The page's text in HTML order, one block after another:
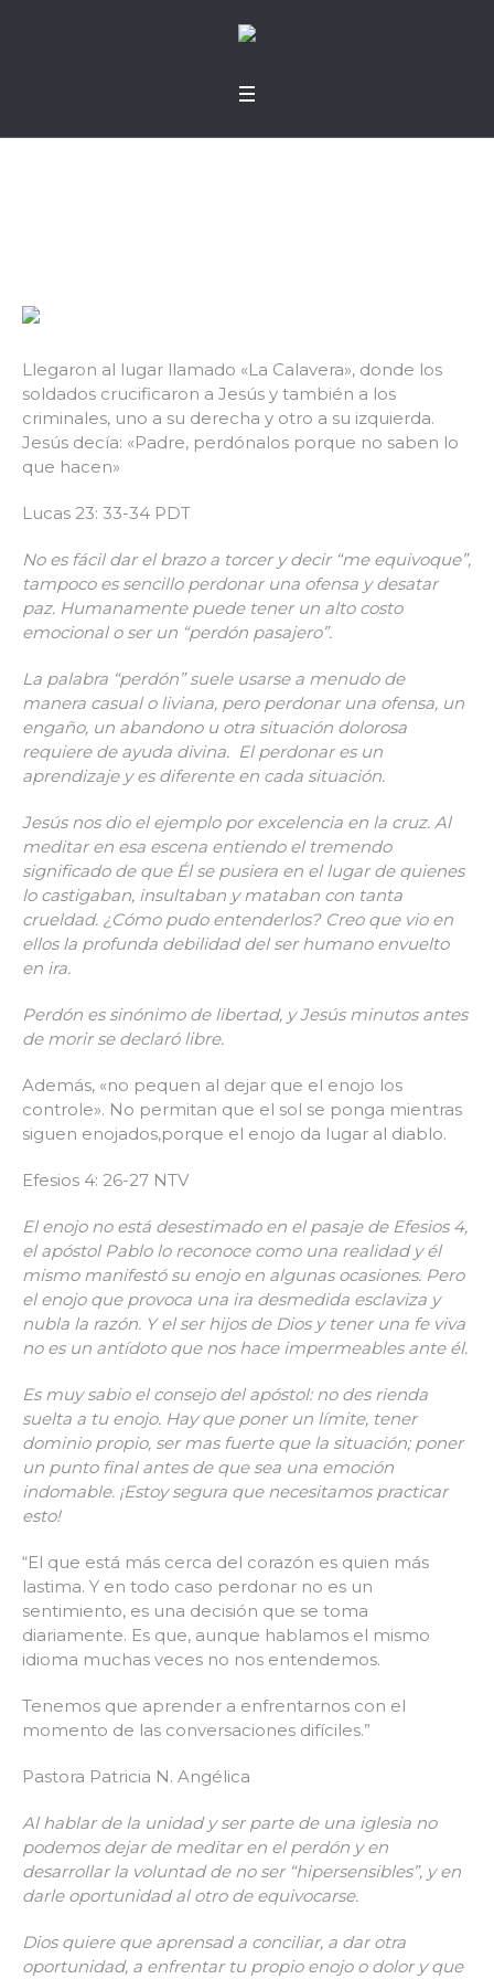
Llegaron al lugar llamado «La Calavera», donde los
soldados crucificaron a Jesús y también a los
criminales, uno a su derecha y otro a su izquierda.
Jesús decía: «Padre, perdónalos porque no saben lo
que hacen»
Lucas 23: 33-34 PDT
No es fácil dar el brazo a torcer y decir “me equivoque”,
tampoco es sencillo perdonar una ofensa y desatar
paz. Humanamente puede tener un alto costo
emocional o ser un “perdón pasajero”.
La palabra “perdón” suele usarse a menudo de
manera casual o liviana, pero perdonar una ofensa, un
engaño, un abandono u otra situación dolorosa
requiere de ayuda divina. El perdonar es un
aprendizaje y es diferente en cada situación.
Jesús nos dio el ejemplo por excelencia en la cruz. Al
meditar en esa escena entiendo el tremendo
significado de que Él se pusiera en el lugar de quienes
lo castigaban, insultaban y mataban con tanta
crueldad. ¿Cómo pudo entenderlos? Creo que vio en
ellos la profunda debilidad del ser humano envuelto
en ira.
Perdón es sinónimo de libertad, y Jesús minutos antes
de morir se declaró libre.
Además, «no pequen al dejar que el enojo los
controle». No permitan que el sol se ponga mientras
siguen enojados,porque el enojo da lugar al diablo.
Efesios 4: 26-27 NTV
El enojo no está desestimado en el pasaje de Efesios 4,
el apóstol Pablo lo reconoce como una realidad y él
mismo manifestó su enojo en algunas ocasiones. Pero
el enojo que provoca una ira desmedida esclaviza y
nubla la razón. Y el ser hijos de Dios y tener una fe viva
no es un antídoto que nos hace impermeables ante él.
Es muy sabio el consejo del apóstol: no des rienda
suelta a tu enojo. Hay que poner un límite, tener
dominio propio, ser mas fuerte que la situación; poner
un punto final antes de que sea una emoción
indomable. ¡Estoy segura que necesitamos practicar
esto!
“El que está más cerca del corazón es quien más
lastima. Y en todo caso perdonar no es un
sentimiento, es una decisión que se toma
diariamente. Es que, aunque hablamos el mismo
idioma muchas veces no nos entendemos.
Tenemos que aprender a enfrentarnos con el
momento de las conversaciones difíciles.”
Pastora Patricia N. Angélica
Al hablar de la unidad y ser parte de una iglesia no
podemos dejar de meditar en el perdón y en
desarrollar la voluntad de no ser “hipersensibles”, y en
darle oportunidad al otro de equivocarse.
Dios quiere que aprensad a conciliar, a dar otra
oportunidad, a enfrentar tu propio enojo o dolor y que